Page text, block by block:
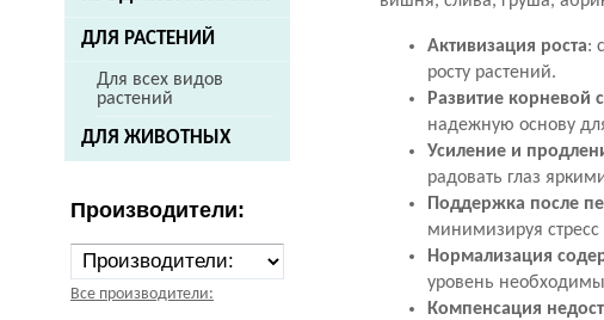
ДЛЯ РАСТЕНИЙ
Для всех видов
растений
ДЛЯ ЖИВОТНЫХ
Производители:
Все производители:
Активизация роста:
росту растений.
Развитие корневой
надежную основу
Усиление и
радовать глаз
Поддержка после
минимизируя стресс
Нормализация
уровень
Компенсация